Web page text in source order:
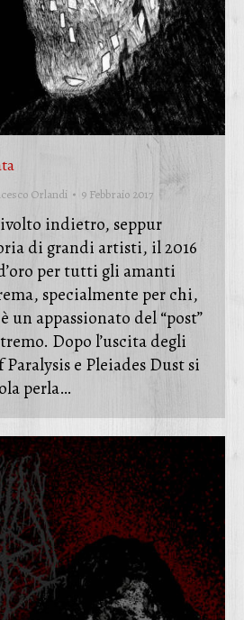
Orlandi 9 Febbraio 2017
indietro, seppur
di grandi artisti, il 2016
per tutti gli amanti
specialmente per chi,
un appassionato del “post”
Dopo l’uscita degli
e Pleiades Dust si
perla…